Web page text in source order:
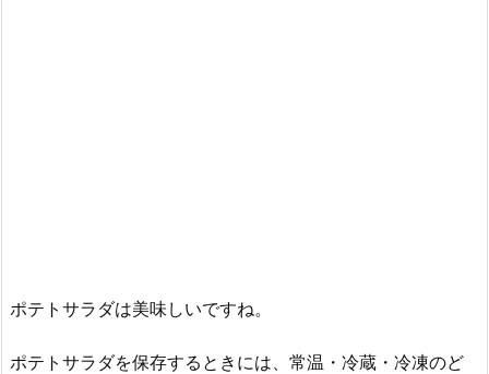
ポテトサラダは美味しいですね。
ポテトサラダを保存するときには、常温・冷蔵・冷凍のど